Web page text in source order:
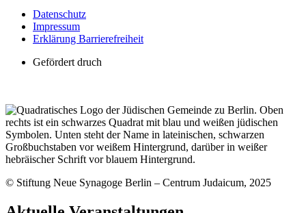
Datenschutz
Impressum
Erklärung Barrierefreiheit
Gefördert druch
© Stiftung Neue Synagoge Berlin – Centrum Judaicum, 2025